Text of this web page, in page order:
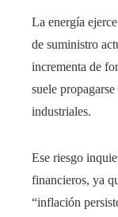
La energía
de suministro
incrementa de
suele
industriales.
Ese riesgo
financieros, ya
“inflación